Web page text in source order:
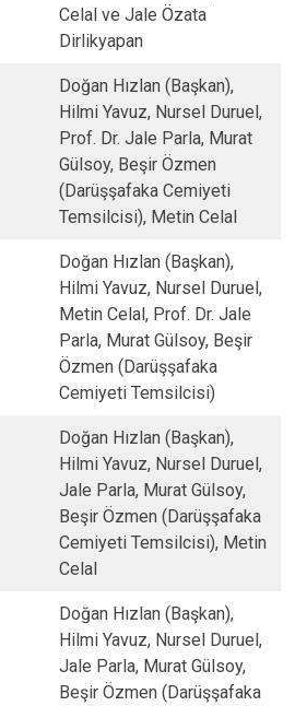
Celal ve Jale Özata
Dirlikyapan
Doğan Hızlan (Başkan),
Hilmi Yavuz, Nursel Duruel,
Prof. Dr. Jale Parla, Murat
Gülsoy, Beşir Özmen
(Darüşşafaka Cemiyeti
Temsilcisi), Metin Celal
Doğan Hızlan (Başkan),
Hilmi Yavuz, Nursel Duruel,
Metin Celal, Prof. Dr. Jale
Parla, Murat Gülsoy, Beşir
Özmen (Darüşşafaka
Cemiyeti Temsilcisi)
Doğan Hızlan (Başkan),
Hilmi Yavuz, Nursel Duruel,
Jale Parla, Murat Gülsoy,
Beşir Özmen (Darüşşafaka
Cemiyeti Temsilcisi), Metin
Celal
Doğan Hızlan (Başkan),
Hilmi Yavuz, Nursel Duruel,
Jale Parla, Murat Gülsoy,
Beşir Özmen (Darüşşafaka